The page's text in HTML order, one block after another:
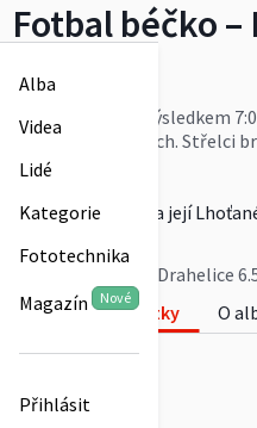
Alba
Videa
Lidé
Kategorie
Fototechnika
Magazín Nové
Přihlásit
Fotbal béčko –
6.5.2018
Utkání IV. třídy s výsledkem
oranžových tričkách. Střelci
2, Roman Fink 1.
Kostelní Lhota a její
Fotbal béčko – Drahelice
Fotky
O
0